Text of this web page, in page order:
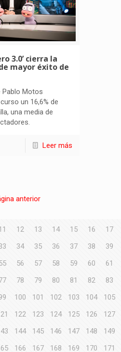
3.0’ cierra la
mayor éxito de
Pablo Motos
un 16,6% de
una media de
Leer más
anterior
12 13 14 15 16 17
34 35 36 37 38 39
56 57 58 59 60 61
78 79 80 81 82 83
100 101 102 103 104 105
122 123 124 125 126 127
144 145 146 147 148 149
166 167 168 169 170 171